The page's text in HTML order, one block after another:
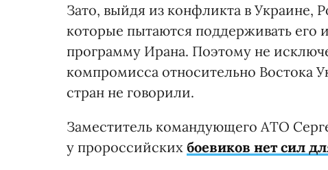
Зато, выйдя из конфликта в Украине,
которые пытаются поддерживать
программу Ирана. Поэтому не
компромисса относительно
стран не говорили.
Заместитель командующего АТО
у пророссийских боевиков нет сил